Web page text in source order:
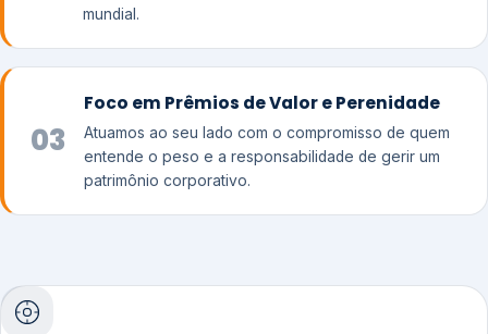
mundial.
03
Foco em Prêmios de Valor e Perenidade
Atuamos ao seu lado com o compromisso de quem
entende o peso e a responsabilidade de gerir um
patrimônio corporativo.